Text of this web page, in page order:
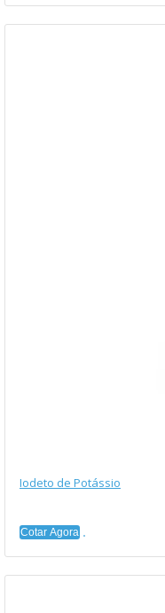
Iodeto de Potássio
Cotar Agora